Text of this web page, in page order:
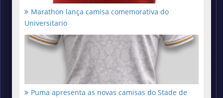
Marathon lança camisa comemorativa do
Universitario
Puma apresenta as novas camisas do Stade de